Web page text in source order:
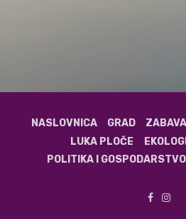
NASLOVNICA GRAD
LUKA PLOČE
POLITIKA I GOSPODARSTVO